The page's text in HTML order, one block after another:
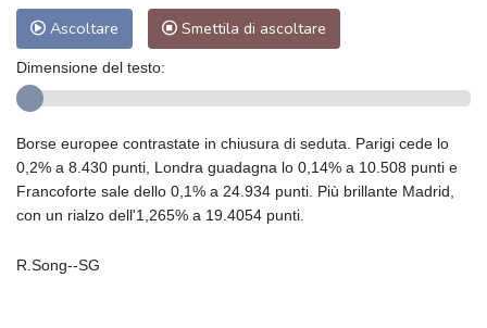
Ascoltare Smettila di ascoltare
Dimensione del testo:
Borse europee contrastate in chiusura di seduta. Parigi cede lo
0,2% a 8.430 punti, Londra guadagna lo 0,14% a 10.508 punti e
Francoforte sale dello 0,1% a 24.934 punti. Più brillante Madrid,
con un rialzo dell'1,265% a 19.4054 punti.
R.Song--SG